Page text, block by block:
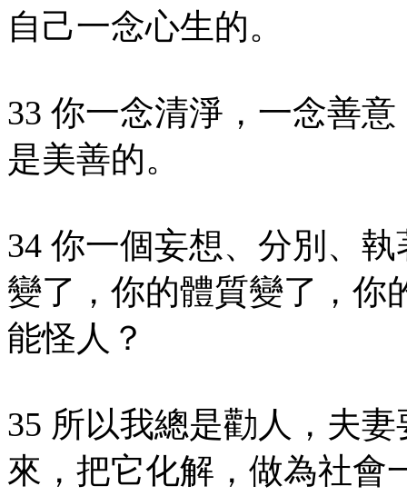
自己一念心生的。
33 你一念清淨，一念善
是美善的。
34 你一個妄想、分別、
變了，你的體質變了，你
能怪人？
35 所以我總是勸人，夫
來，把它化解，做為社會